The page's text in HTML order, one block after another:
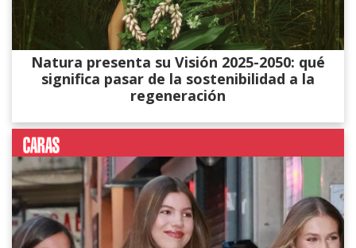
Natura presenta su Visión 2025-2050: qué
significa pasar de la sostenibilidad a la
regeneración